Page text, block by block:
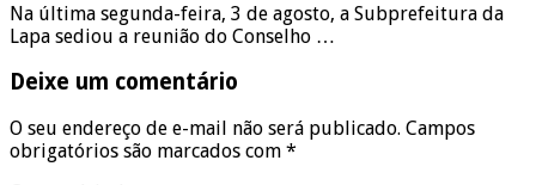
Na última segunda-feira, 3 de agosto, a Subprefeitura da
Lapa sediou a reunião do Conselho …
Deixe um comentário
O seu endereço de e-mail não será publicado. Campos
obrigatórios são marcados com *